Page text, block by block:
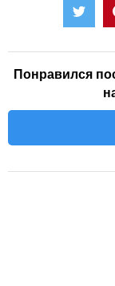
Понравился